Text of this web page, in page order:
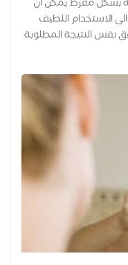
بشكل مفرط يمكن أن
الاستخدام اللطيف
نفس النتيجة المطلوبة